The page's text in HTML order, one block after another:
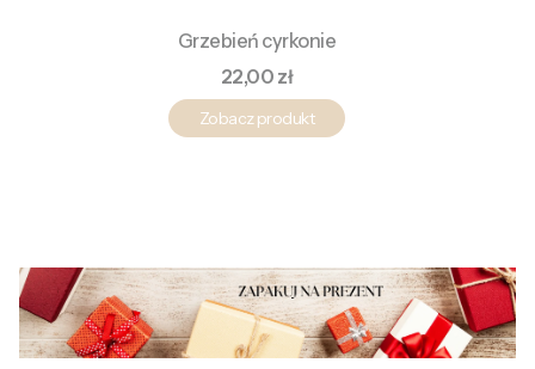
Grzebień cyrkonie
Cena
22,00 zł
Zobacz produkt